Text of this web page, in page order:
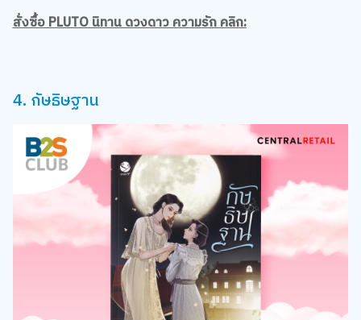
สั่งซื้อ PLUTO นิทาน ดวงดาว ความรัก คลิก:
4. กัษธิษฐาน